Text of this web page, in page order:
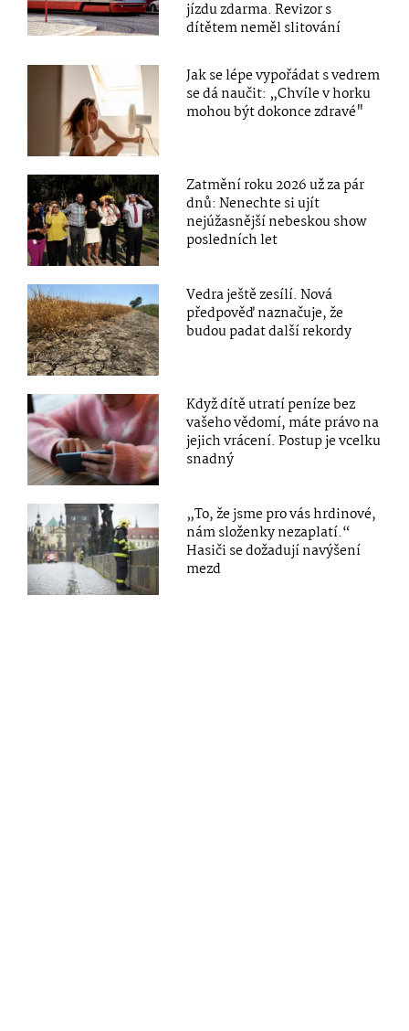
jízdu zdarma. Revizor s
dítětem neměl slitování
Jak se lépe vypořádat s vedrem
se dá naučit: „Chvíle v horku
mohou být dokonce zdravé"
Zatmění roku 2026 už za pár
dnů: Nenechte si ujít
nejúžasnější nebeskou show
posledních let
Vedra ještě zesílí. Nová
předpověď naznačuje, že
budou padat další rekordy
Když dítě utratí peníze bez
vašeho vědomí, máte právo na
jejich vrácení. Postup je vcelku
snadný
„To, že jsme pro vás hrdinové,
nám složenky nezaplatí.“
Hasiči se dožadují navýšení
mezd